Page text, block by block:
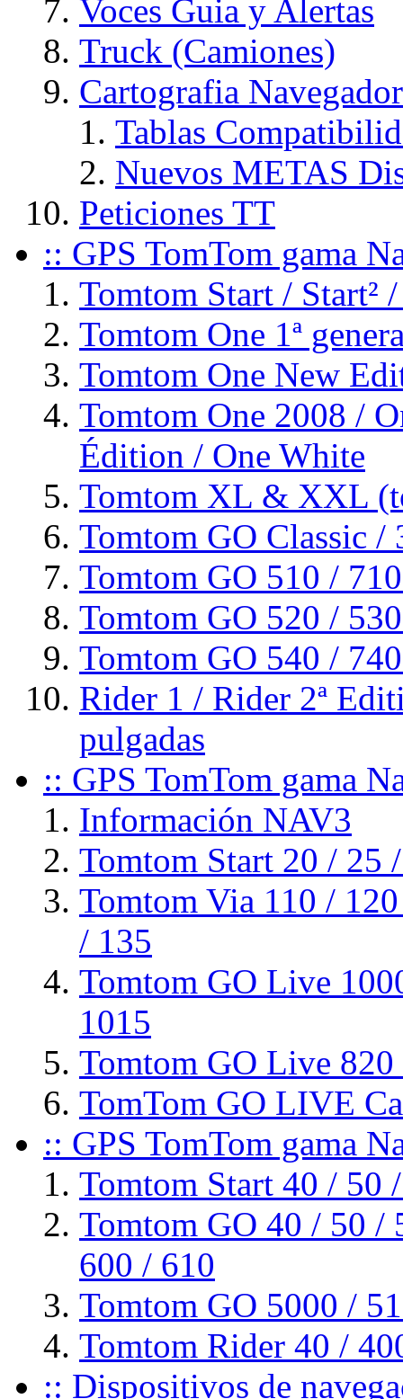
Voces Guia y Alertas
Truck (Camiones)
Cartografia
Tablas
Nuevos METAS
Peticiones TT
:: GPS TomTom gama
Tomtom Start / Start²
Tomtom One 1ª
Tomtom One New
Tomtom One 2008 /
Édition / One White
Tomtom XL & XXL
Tomtom GO Classic /
Tomtom GO 510 /
Tomtom GO 520 /
Tomtom GO 540 /
Rider 1 / Rider 2ª
pulgadas
:: GPS TomTom gama
Información NAV3
Tomtom Start 20 / 25
Tomtom Via 110 /
/ 135
Tomtom GO Live
1015
Tomtom GO Live 820
TomTom GO LIVE
:: GPS TomTom gama
Tomtom Start 40 / 50
Tomtom GO 40 / 50 /
600 / 610
Tomtom GO 5000 /
Tomtom Rider 40 /
:: Dispositivos de